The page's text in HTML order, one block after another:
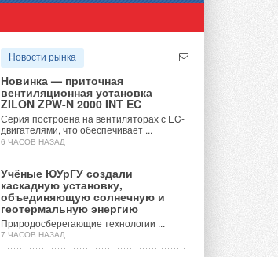
EN
Новости рынка
Новинка — приточная
вентиляционная установка
ZILON ZPW-N 2000 INT EC
Серия построена на вентиляторах с EC-
двигателями, что обеспечивает ...
6 ЧАСОВ НАЗАД
Учёные ЮУрГУ создали
каскадную установку,
объединяющую солнечную и
геотермальную энергию
Природосберегающие технологии ...
7 ЧАСОВ НАЗАД